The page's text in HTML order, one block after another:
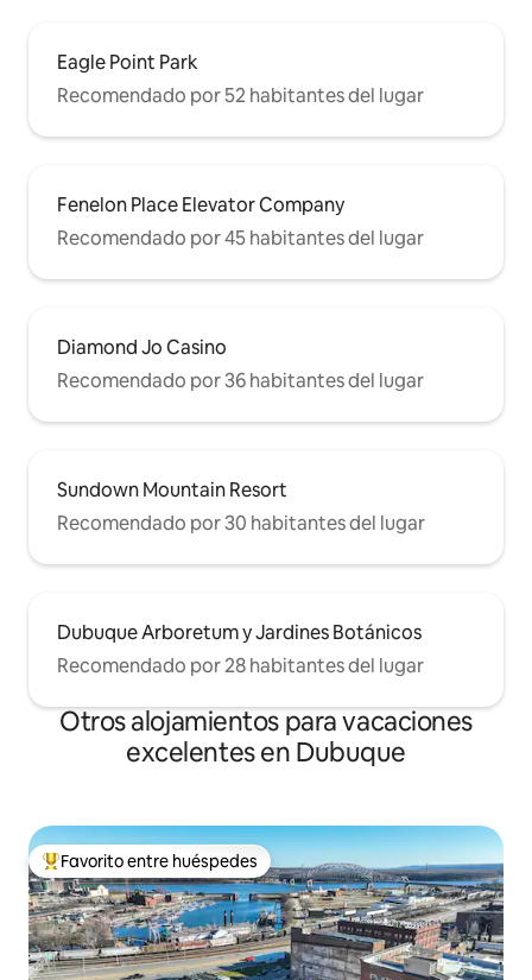
Eagle Point Park
Recomendado por 52 habitantes del lugar
Fenelon Place Elevator Company
Recomendado por 45 habitantes del lugar
Diamond Jo Casino
Recomendado por 36 habitantes del lugar
Sundown Mountain Resort
Recomendado por 30 habitantes del lugar
Dubuque Arboretum y Jardines Botánicos
Recomendado por 28 habitantes del lugar
Otros alojamientos para vacaciones
excelentes en Dubuque
Favorito entre los huéspedes más destacados
Favorito entre huéspedes